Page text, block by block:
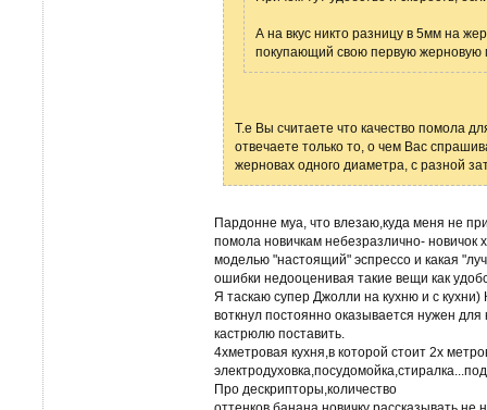
А на вкус никто разницу в 5мм на
покупающий свою первую жерновую
Т.е Вы считаете что качество помола
отвечаете только то, о чем Вас
жерновах одного диаметра, с разной
Пардонне муа, что влезаю,куда меня не
помола новичкам небезразлично- новичок
моделью "настоящий" эспрессо и какая
ошибки недооценивая такие вещи как
Я таскаю супер Джолли на кухню и с
воткнул постоянно оказывается нужен
кастрюлю поставить.
4хметровая кухня,в которой стоит 2х
Про дескрипторы,количество